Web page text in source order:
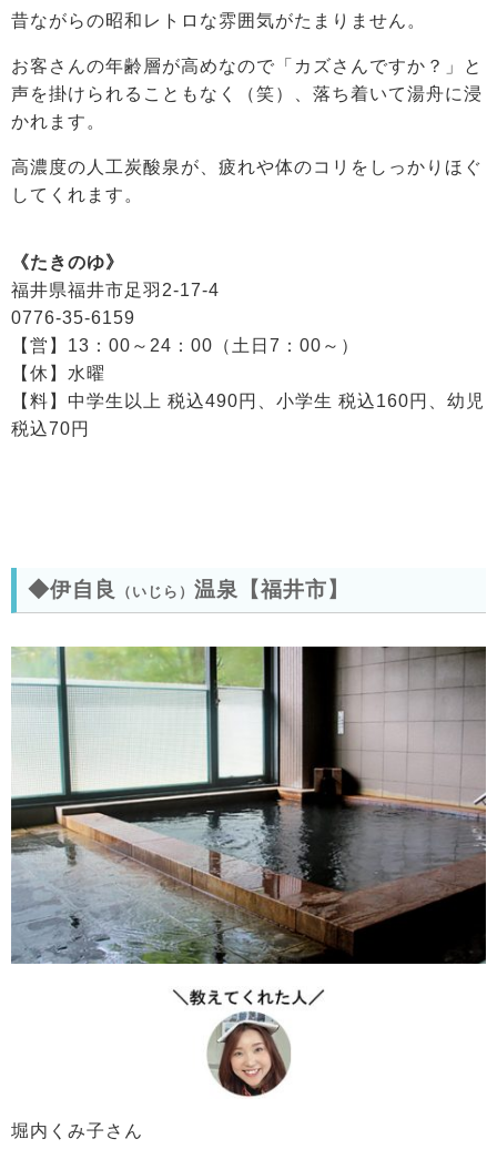
昔ながらの昭和レトロな雰囲気がたまりません。
お客さんの年齢層が高めなので「カズさんですか？」と
声を掛けられることもなく（笑）、落ち着いて湯舟に浸
かれます。
高濃度の人工炭酸泉が、疲れや体のコリをしっかりほぐ
してくれます。
《たきのゆ》
福井県福井市足羽2-17-4
0776-35-6159
【営】13：00～24：00（土日7：00～）
【休】水曜
【料】中学生以上 税込490円、小学生 税込160円、幼児
税込70円
◆伊自良 （いじら） 温泉【福井市】
堀内くみ子さん